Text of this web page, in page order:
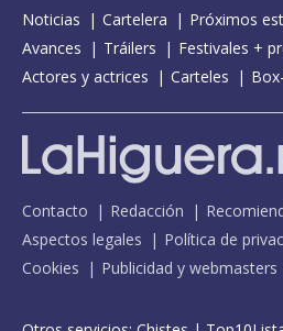
Noticias Cartelera Próximos
Avances
Tráilers
Festivales +
Actores y actrices
Carteles
Contacto Redacción
Aspectos legales
Política de
Cookies
Publicidad y webmasters